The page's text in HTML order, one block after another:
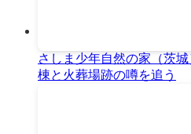
さしま少年自然の家（茨
棟と火葬場跡の噂を追う